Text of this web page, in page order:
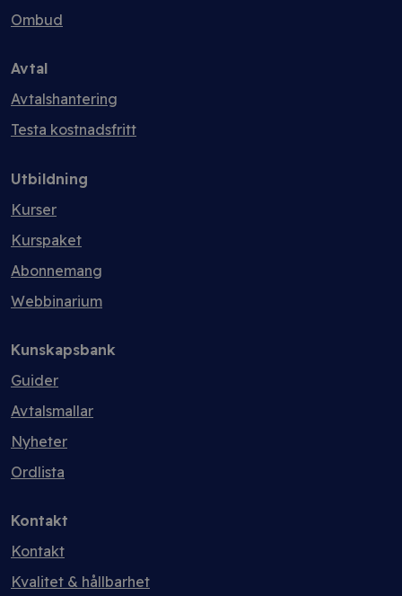
Ombud
Avtal
Avtalshantering
Testa kostnadsfritt
Utbildning
Kurser
Kurspaket
Abonnemang
Webbinarium
Kunskapsbank
Guider
Avtalsmallar
Nyheter
Ordlista
Kontakt
Kontakt
Kvalitet & hållbarhet